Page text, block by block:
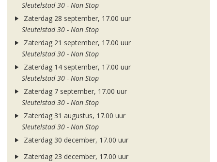
Sleutelstad 30 - Non Stop
Zaterdag 28 september, 17.00 uur
Sleutelstad 30 - Non Stop
Zaterdag 21 september, 17.00 uur
Sleutelstad 30 - Non Stop
Zaterdag 14 september, 17.00 uur
Sleutelstad 30 - Non Stop
Zaterdag 7 september, 17.00 uur
Sleutelstad 30 - Non Stop
Zaterdag 31 augustus, 17.00 uur
Sleutelstad 30 - Non Stop
Zaterdag 30 december, 17.00 uur
Zaterdag 23 december, 17.00 uur